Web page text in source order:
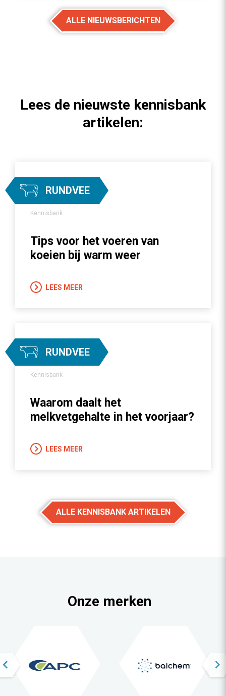
ALLE NIEUWSBERICHTEN
Lees de nieuwste kennisbank
artikelen:
RUNDVEE
Kennisbank
Tips voor het voeren van
koeien bij warm weer
LEES MEER
RUNDVEE
Kennisbank
Waarom daalt het
melkvetgehalte in het voorjaar?
LEES MEER
ALLE KENNISBANK ARTIKELEN
Onze merken